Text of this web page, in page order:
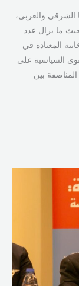
الشرقي والغربي،
ما يزال عدد
المعتادة في
السياسية على
بين